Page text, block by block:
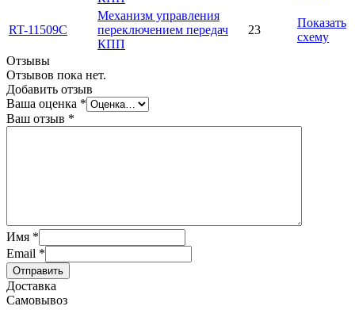
RT-11509C
Механизм управления
переключением передач
КПП
23
Показать
схему
Отзывы
Отзывов пока нет.
Добавить отзыв
Ваша оценка *
Ваш отзыв *
Имя *
Email *
Отправить
Доставка
Самовывоз